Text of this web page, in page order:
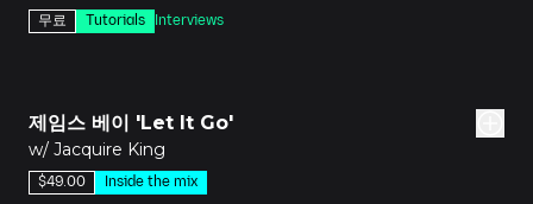
무료 Tutorials Interviews
제임스 베이 'Let It Go'
w/ Jacquire King
$49.00 Inside the mix